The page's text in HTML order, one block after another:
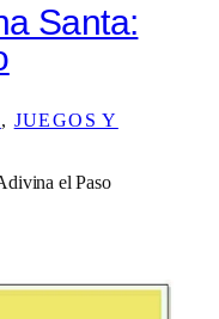
Santa:
, JUEGOS Y
el Paso